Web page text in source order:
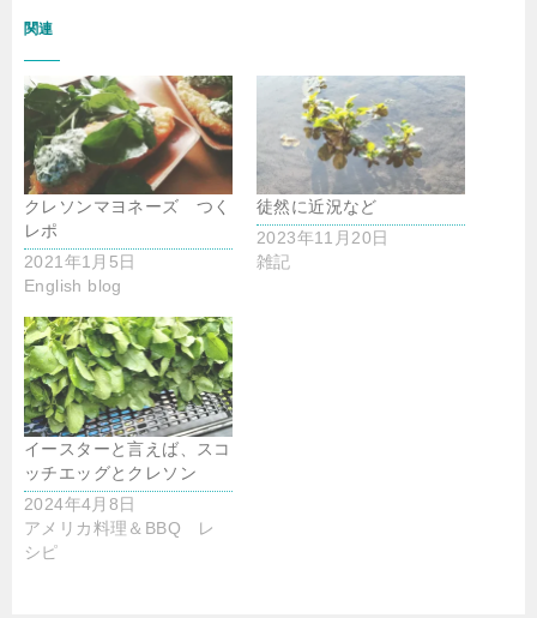
関連
クレソンマヨネーズ つく
レポ
2021年1月5日
English blog
徒然に近況など
2023年11月20日
雑記
イースターと言えば、スコ
ッチエッグとクレソン
2024年4月8日
アメリカ料理＆BBQ レ
シピ